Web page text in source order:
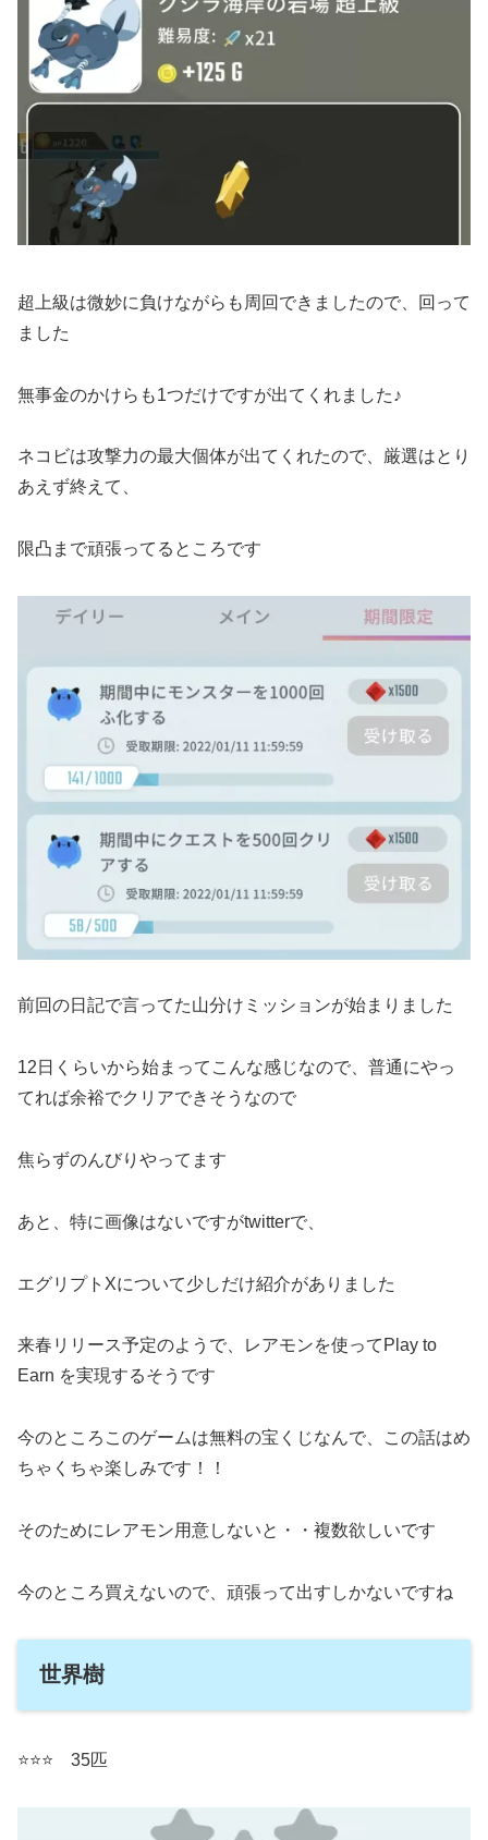
超上級は微妙に負けながらも周回できましたので、回って
ました
無事金のかけらも1つだけですが出てくれました♪
ネコビは攻撃力の最大個体が出てくれたので、厳選はとり
あえず終えて、
限凸まで頑張ってるところです
前回の日記で言ってた山分けミッションが始まりました
12日くらいから始まってこんな感じなので、普通にやっ
てれば余裕でクリアできそうなので
焦らずのんびりやってます
あと、特に画像はないですがtwitterで、
エグリプトXについて少しだけ紹介がありました
来春リリース予定のようで、レアモンを使ってPlay to
Earn を実現するそうです
今のところこのゲームは無料の宝くじなんで、この話はめ
ちゃくちゃ楽しみです！！
そのためにレアモン用意しないと・・複数欲しいです
今のところ買えないので、頑張って出すしかないですね
世界樹
⭐️⭐️⭐️ 35匹